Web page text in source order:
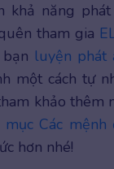
khả năng
tham gia
luyện phát
một cách tự
khảo thêm
mục Các
hơn nhé!